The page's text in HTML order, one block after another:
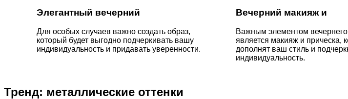
Элегантный вечерний
Для особых случаев важно создать образ,
который будет выгодно подчеркивать вашу
индивидуальность и придавать уверенности.
Вечерний макияж и
Важным элементом вечернего
является макияж и прическа,
дополнят ваш стиль и
индивидуальность.
Тренд: металлические оттенки